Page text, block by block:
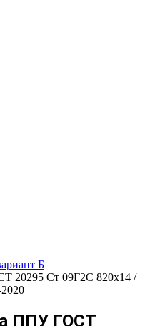
Б
20295 Ст 09Г2С 820x14 /
ППУ ГОСТ